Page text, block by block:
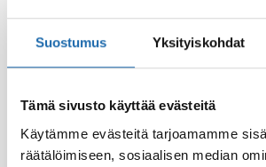
Suostumus Yksityiskohdat
Tämä sivusto käyttää evästeitä
Käytämme evästeitä tarjoamamme
räätälöimiseen, sosiaalisen median